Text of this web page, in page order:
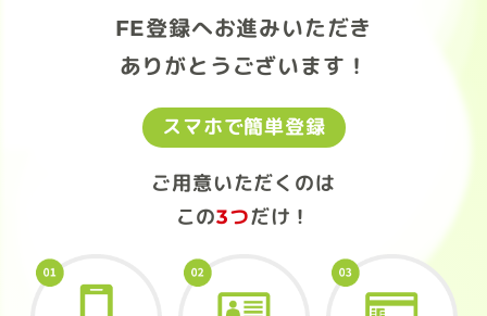
FE登録へお進みいただき
ありがとうございます！
スマホで簡単登録
ご用意いただくのは
この3つだけ！